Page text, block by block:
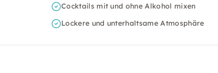
Cocktails mit und ohne Alkohol mixen
Lockere und unterhaltsame Atmosphäre